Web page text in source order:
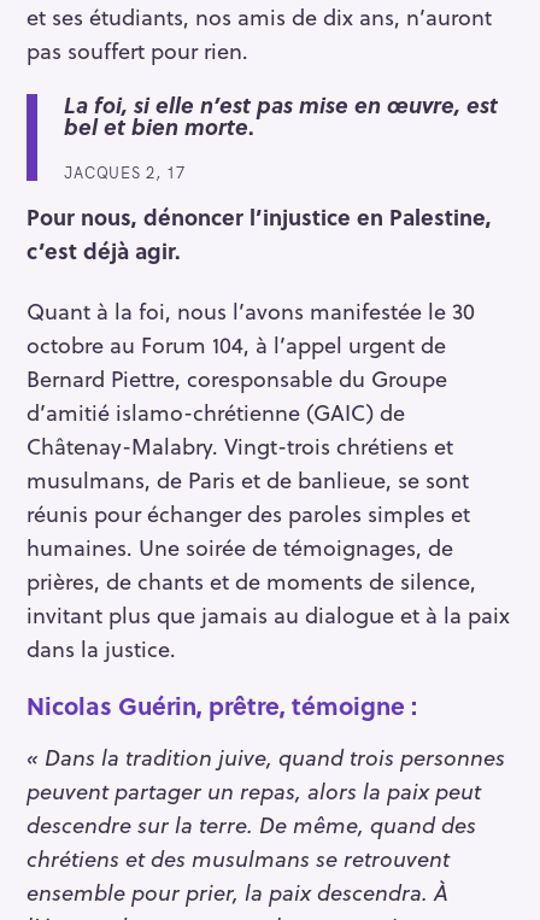
et ses étudiants, nos amis de dix ans, n’auront
pas souffert pour rien.
La foi, si elle n’est pas mise en œuvre, est
bel et bien morte.
JACQUES 2, 17
Pour nous, dénoncer l’injustice en Palestine,
c’est déjà agir.
Quant à la foi, nous l’avons manifestée le 30
octobre au Forum 104, à l’appel urgent de
Bernard Piettre, coresponsable du Groupe
d’amitié islamo-chrétienne (GAIC) de
Châtenay-Malabry. Vingt-trois chrétiens et
musulmans, de Paris et de banlieue, se sont
réunis pour échanger des paroles simples et
humaines. Une soirée de témoignages, de
prières, de chants et de moments de silence,
invitant plus que jamais au dialogue et à la paix
dans la justice.
Nicolas Guérin, prêtre, témoigne :
« Dans la tradition juive, quand trois personnes
peuvent partager un repas, alors la paix peut
descendre sur la terre. De même, quand des
chrétiens et des musulmans se retrouvent
ensemble pour prier, la paix descendra. À
S
e
a
r
c
h
r
: